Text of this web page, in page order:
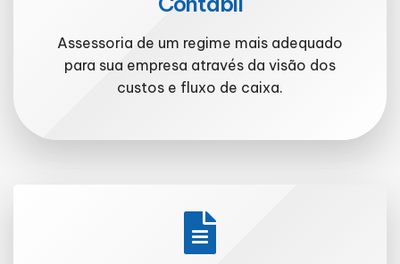
Assessoria de um regime mais adequado
para sua empresa através da visão dos
custos e fluxo de caixa.